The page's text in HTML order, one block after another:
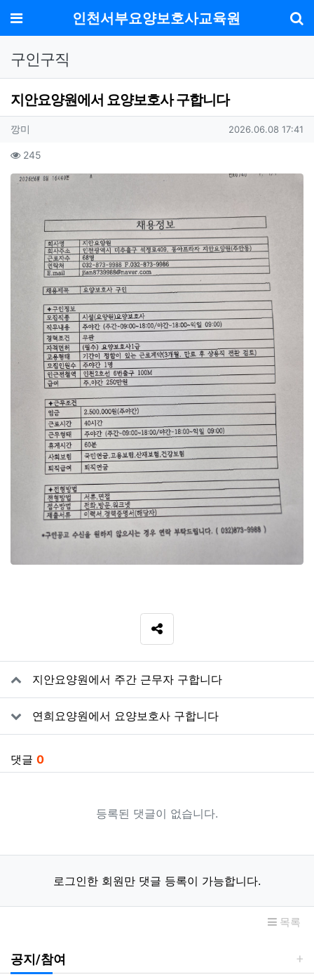
메뉴 인천서부요양보호사교육원
구인구직
지안요양원에서 요양보호사 구합니다
작성자 정보
깡미 작성일
2026.06.08 17:41
컨텐츠 정보
245
본문
SNS 공유
관련자료
지안요양원에서 주간 근무자 구합니다
연희요양원에서 요양보호사 구합니다
댓글 0
등록된 댓글이 없습니다.
로그인한 회원만 댓글 등록이 가능합니다.
목록
공지/참여